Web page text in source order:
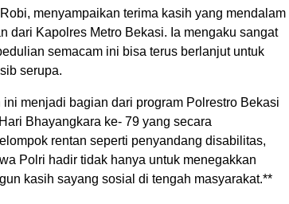
menyampaikan terima kasih yang mendalam
dari Kapolres Metro Bekasi. Ia mengaku sangat
semacam ini bisa terus berlanjut untuk
serupa.
menjadi bagian dari program Polrestro Bekasi
Bhayangkara ke- 79 yang secara
rentan seperti penyandang disabilitas,
Polri hadir tidak hanya untuk menegakkan
kasih sayang sosial di tengah masyarakat.**